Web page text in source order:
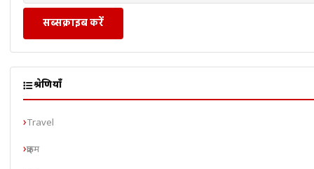
सब्सक्राइब करें
श्रेणियाँ
Travel
क्राइम